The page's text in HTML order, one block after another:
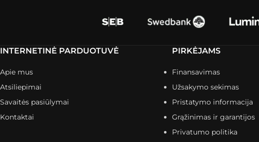
INTERNETINĖ PARDUOTUVĖ
Apie mus
Atsiliepimai
Savaitės pasiūlymai
Kontaktai
PIRKĖJAMS
Finansavimas
Užsakymo sekimas
Pristatymo informacija
Grąžinimas ir garantijos
Privatumo politika